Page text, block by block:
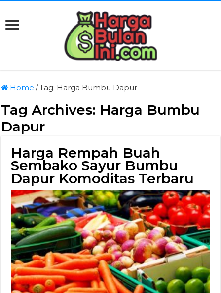
Home /Tag: Harga Bumbu Dapur
Tag Archives: Harga Bumbu
Dapur
Harga Rempah Buah
Sembako Sayur Bumbu
Dapur Komoditas Terbaru